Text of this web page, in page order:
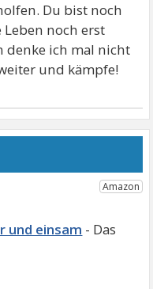
Du bist noch
noch erst
denke ich mal nicht
und kämpfe!
und einsam